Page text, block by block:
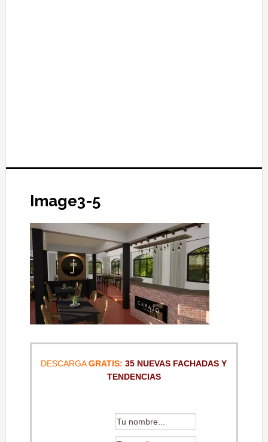
Image3-5
DESCARGAGRATIS: 35 NUEVAS FACHADAS Y
TENDENCIAS